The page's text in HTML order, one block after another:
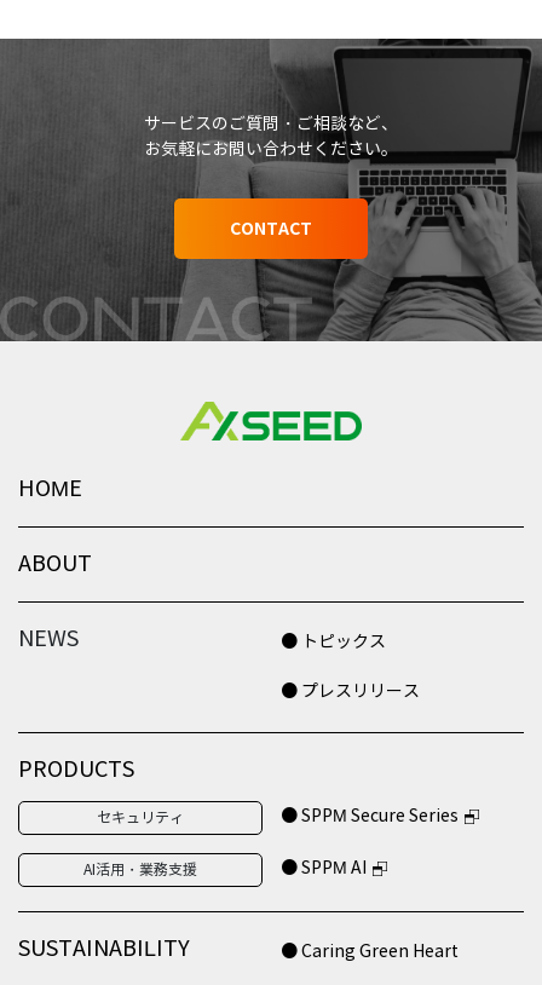
サービスのご質問・ご相談など、
お気軽にお問い合わせください。
CONTACT
HOME
ABOUT
NEWS ● トピックス
● プレスリリース
PRODUCTS
セキュリティ ● SPPM Secure Series
AI活用・業務支援 ● SPPM AI
SUSTAINABILITY ● Caring Green Heart